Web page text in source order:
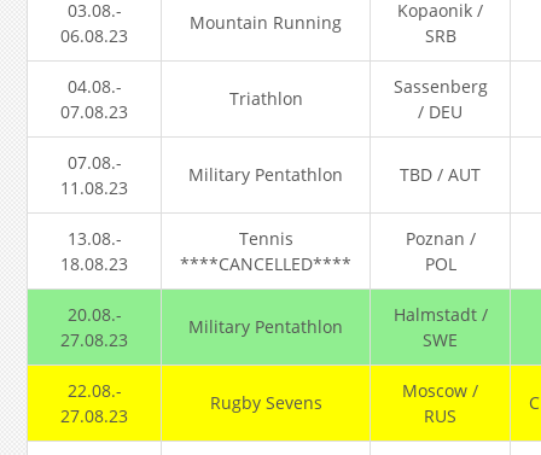
03.08.-
06.08.23
Mountain Running
Kopaonik /
SRB
04.08.-
07.08.23
Triathlon
Sassenberg
/ DEU
07.08.-
11.08.23
Military Pentathlon TBD / AUT
13.08.-
18.08.23
Tennis
****CANCELLED****
Poznan /
POL
20.08.-
27.08.23
Military Pentathlon
Halmstadt /
SWE
22.08.-
27.08.23
Rugby Sevens
Moscow /
RUS